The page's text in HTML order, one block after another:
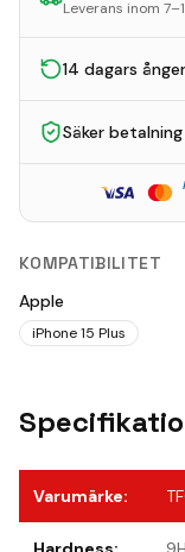
Leverans inom
14 dagars
Säker betalning
KOMPATIBILITET
Apple
iPhone 15 Plus
Varumärke: